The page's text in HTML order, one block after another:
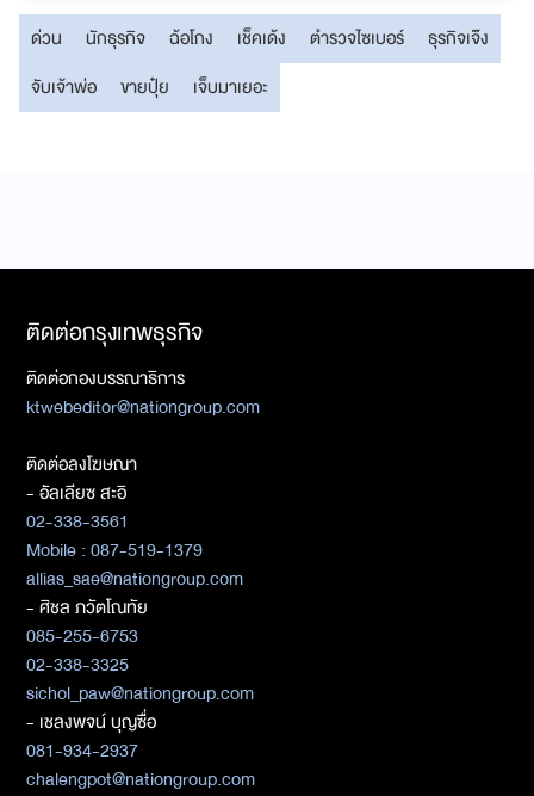
ด่วน นักธุรกิจ ฉ้อโกง เช็คเด้ง ตำรวจไซเบอร์
ธุรกิจเจ๊ง
จับเจ้าพ่อ
ขายปุ๋ย เจ็บมาเยอะ
ติดต่อกรุงเทพธุรกิจ
ติดต่อกองบรรณาธิการ
ktwebeditor@nationgroup.com
ติดต่อลงโฆษณา
- อัลเลียซ สะอิ
02-338-3561
Mobile : 087-519-1379
allias_sae@nationgroup.com
- ศิชล ภวัตโณทัย
085-255-6753
02-338-3325
sichol_paw@nationgroup.com
- เชลงพจน์ บุญซื่อ
081-934-2937
chalengpot@nationgroup.com